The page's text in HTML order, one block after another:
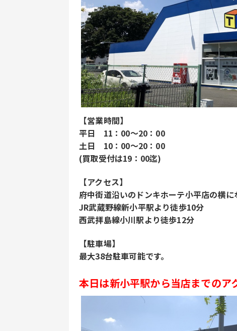
【営業時間】
平日 11：00～20：00
土日 10：00～20：00
(買取受付は19：00迄)
【アクセス】
府中街道沿いのドンキホーテ小平店の横に
JR武蔵野線新小平駅より徒歩10分
西武拝島線小川駅より徒歩12分
【駐車場】
最大38台駐車可能です。
本日は新小平駅から当店までの